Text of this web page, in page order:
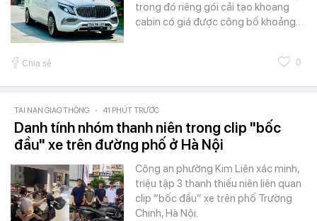
trong đó riêng gói cải tạo khoang
cabin có giá được công bố khoảng…
Chia sẻ 0
TAI NẠN GIAO THÔNG - 41 PHÚT TRƯỚC
Danh tính nhóm thanh niên trong clip "bốc
đầu" xe trên đường phố ở Hà Nội
Công an phường Kim Liên xác minh,
triệu tập 3 thanh thiếu niên liên quan
clip “bốc đầu” xe trên phố Trường
Chinh, Hà Nội.